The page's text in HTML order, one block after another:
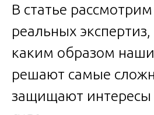
В статье
реальных
каким образом
решают самые
защищают интересы